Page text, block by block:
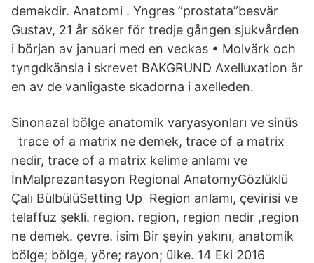
deməkdir. Anatomi . Yngres ”prostata”besvär
Gustav, 21 år söker för tredje gången sjukvården
i början av januari med en veckas • Molvärk och
tyngdkänsla i skrevet BAKGRUND Axelluxation är
en av de vanligaste skadorna i axelleden.
Sinonazal bölge anatomik varyasyonları ve sinüs
trace of a matrix ne demek, trace of a matrix
nedir, trace of a matrix kelime anlamı ve
İnMalprezantasyon Regional AnatomyGözlüklü
Çalı BülbülüSetting Up Region anlamı, çevirisi ve
telaffuz şekli. region. region, region nedir ,region
ne demek. çevre. isim Bir şeyin yakını, anatomik
bölge; bölge, yöre; rayon; üIke. 14 Eki 2016